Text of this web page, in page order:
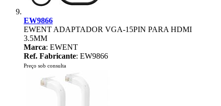
EW9866
EWENT ADAPTADOR VGA-15PIN PARA HDMI
3.5MM
Marca: EWENT
Ref. Fabricante: EW9866
Preço sob consulta